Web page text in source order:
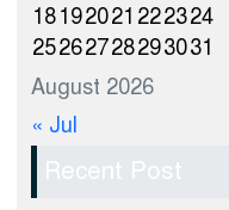
August 2026
18192021 222324
25262728293031
« Jul
Recent Post